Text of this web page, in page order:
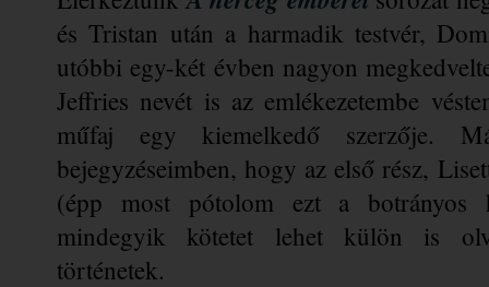
és Tristan után a harmadik testvér,
utóbbi egy-két évben nagyon
Jeffries nevét is az emlékezetembe
műfaj egy kiemelkedő szerzője.
bejegyzéseimben, hogy az első rész,
(épp most pótolom ezt a botrányos
mindegyik kötetet lehet külön is
történetek.